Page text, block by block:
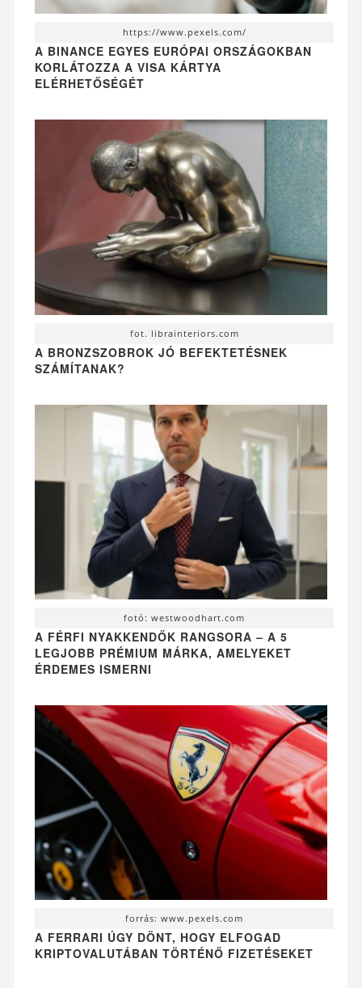
https://www.pexels.com/
A BINANCE EGYES EURÓPAI ORSZÁGOKBAN
KORLÁTOZZA A VISA KÁRTYA
ELÉRHETŐSÉGÉT
fot. librainteriors.com
A BRONZSZOBROK JÓ BEFEKTETÉSNEK
SZÁMÍTANAK?
fotó: westwoodhart.com
A FÉRFI NYAKKENDŐK RANGSORA – A 5
LEGJOBB PRÉMIUM MÁRKA, AMELYEKET
ÉRDEMES ISMERNI
forrás: www.pexels.com
A FERRARI ÚGY DÖNT, HOGY ELFOGAD
KRIPTOVALUTÁBAN TÖRTÉNŐ FIZETÉSEKET